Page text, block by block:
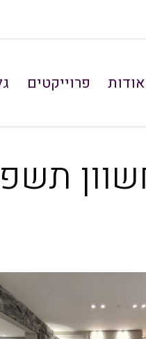
אודות פרוייקטים
תשפ"ג /